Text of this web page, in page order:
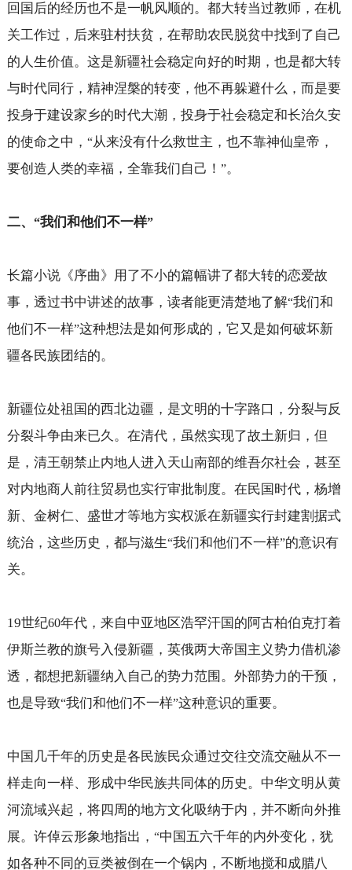
回国后的经历也不是一帆风顺的。都大转当过教师，在机
关工作过，后来驻村扶贫，在帮助农民脱贫中找到了自己
的人生价值。这是新疆社会稳定向好的时期，也是都大转
与时代同行，精神涅槃的转变，他不再躲避什么，而是要
投身于建设家乡的时代大潮，投身于社会稳定和长治久安
的使命之中， “从来没有什么救世主，也不靠神仙皇帝，
要创造人类的幸福，全靠我们自己！ ”。
二、 “我们和他们不一样”
长篇小说《序曲》用了不小的篇幅讲了都大转的恋爱故
事，透过书中讲述的故事，读者能更清楚地了解“我们和
他们不一样”这种想法是如何形成的，它又是如何破坏新
疆各民族团结的。
新疆位处祖国的西北边疆，是文明的十字路口，分裂与反
分裂斗争由来已久。在清代，虽然实现了故土新归，但
是，清王朝禁止内地人进入天山南部的维吾尔社会，甚至
对内地商人前往贸易也实行审批制度。在民国时代，杨增
新、金树仁、盛世才等地方实权派在新疆实行封建割据式
统治，这些历史，都与滋生“我们和他们不一样”的意识有
关。
19世纪60年代，来自中亚地区浩罕汗国的阿古柏伯克打着
伊斯兰教的旗号入侵新疆，英俄两大帝国主义势力借机渗
透，都想把新疆纳入自己的势力范围。外部势力的干预，
也是导致“我们和他们不一样”这种意识的重要。
中国几千年的历史是各民族民众通过交往交流交融从不一
样走向一样、形成中华民族共同体的历史。中华文明从黄
河流域兴起，将四周的地方文化吸纳于内，并不断向外推
展。许倬云形象地指出， “中国五六千年的内外变化，犹
如各种不同的豆类被倒在一个锅内，不断地搅和成腊八